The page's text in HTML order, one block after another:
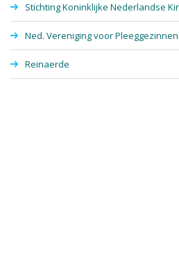
Stichting Koninklijke Nederlandse
Ned. Vereniging voor Pleeggezinnen
Reinaerde